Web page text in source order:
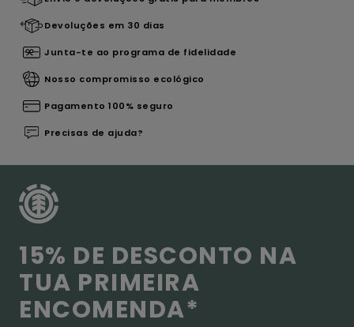
Devoluções em 30 dias
Junta-te ao programa de fidelidade
Nosso compromisso ecológico
Pagamento 100% seguro
Precisas de ajuda?
15% DE DESCONTO NA
TUA PRIMEIRA
ENCOMENDA*